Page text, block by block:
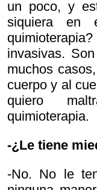
un poco, y
siquiera en
invasivas.
muchos
cuerpo y al
quiero
quimioterapia.
-¿Le tiene
-No. No le